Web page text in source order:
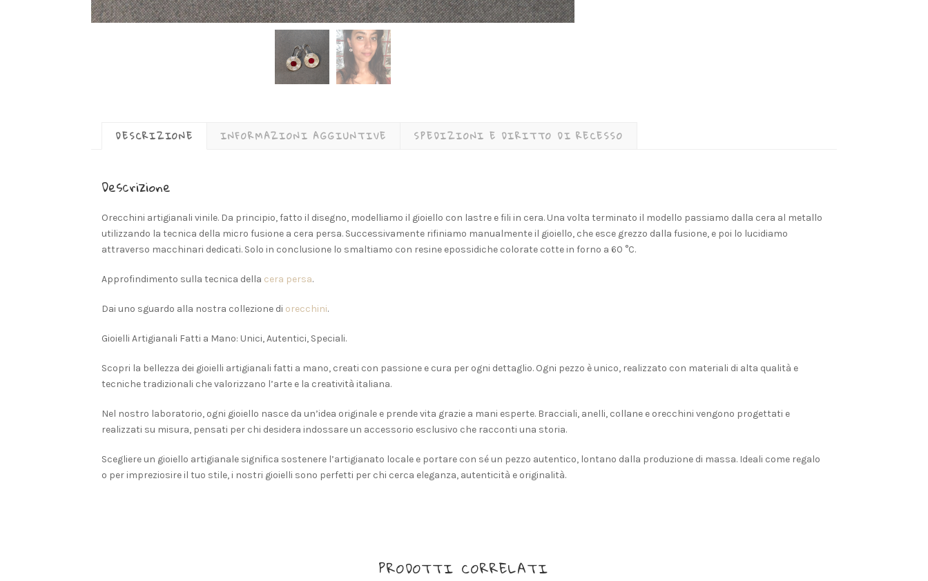
DESCRIZIONE INFORMAZIONI AGGIUNTIVE SPEDIZIONI E DIRITTO DI RECESSO
Descrizione
Orecchini artigianali vinile. Da principio, fatto il disegno, modelliamo il gioiello con lastre e fili in cera. Una volta terminato il modello passiamo dalla cera al metallo
utilizzando la tecnica della micro fusione a cera persa. Successivamente rifiniamo manualmente il gioiello, che esce grezzo dalla fusione, e poi lo lucidiamo
attraverso macchinari dedicati. Solo in conclusione lo smaltiamo con resine epossidiche colorate cotte in forno a 60 °C.
Approfindimento sulla tecnica della cera persa.
Dai uno sguardo alla nostra collezione di orecchini.
Gioielli Artigianali Fatti a Mano: Unici, Autentici, Speciali.
Scopri la bellezza dei gioielli artigianali fatti a mano, creati con passione e cura per ogni dettaglio. Ogni pezzo è unico, realizzato con materiali di alta qualità e
tecniche tradizionali che valorizzano l’arte e la creatività italiana.
Nel nostro laboratorio, ogni gioiello nasce da un’idea originale e prende vita grazie a mani esperte. Bracciali, anelli, collane e orecchini vengono progettati e
realizzati su misura, pensati per chi desidera indossare un accessorio esclusivo che racconti una storia.
Scegliere un gioiello artigianale significa sostenere l’artigianato locale e portare con sé un pezzo autentico, lontano dalla produzione di massa. Ideali come regalo
o per impreziosire il tuo stile, i nostri gioielli sono perfetti per chi cerca eleganza, autenticità e originalità.
PRODOTTI CORRELATI